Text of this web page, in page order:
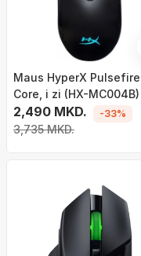
Maus HyperX Pulsefire
Core, i zi (HX-MC004B)
2,490 MKD.
3,735 MKD.
-33%